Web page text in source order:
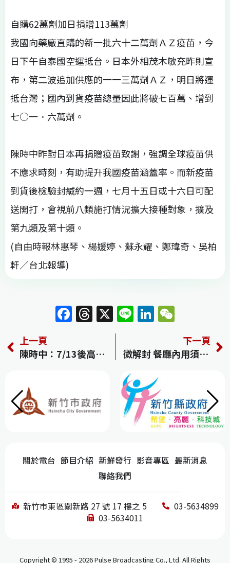
自購62萬劑加日捐贈113萬劑
我國向藥廠直購的新一批六十二萬劑ＡＺ疫苗，今
日下午自泰國空運抵台。日本外相茂木敏充昨則宣
布，第二波追加供應的一一三萬劑ＡＺ，明日將運
抵台灣；國內到貨疫苗總量因此將破七百萬、增到
七○一．六萬劑。
陳時中昨對日本再捐贈疫苗致謝，強調全球疫苗供
不應求時刻，有助提升我國疫苗涵蓋率。而新疫苗
到貨後檢驗封緘約一週，七月十五日或十六日可配
送開打，會視前八類施打情況擴大接種對象，擴及
第九類及第十類。
(自由時報林惠琴、楊媛婷、蘇永耀、鄭瑋奇、吳柏
軒／台北報導)
F
a
c
e
o
o
T
h
re
a
s
X Li
n
e
Li
n
k
e
dI
n
C
h
上一頁
陳時中：7/13後高強度管制可走向開放
下一頁
微解封 餐廳內用須採梅花座、隔板
關於電台 節目介紹 新鮮發行 影音專區 最新消息
聯絡我們
新竹市東區關新路 27 號 17 樓之 5
03-5634899
03-5634011
Copyright © 1995 - 2026 Pulse Broadcasting Co., Ltd. All Rights